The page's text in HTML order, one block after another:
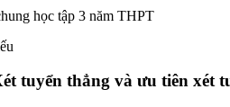
học tập 3 năm THPT
tuyển thẳng và ưu tiên xét